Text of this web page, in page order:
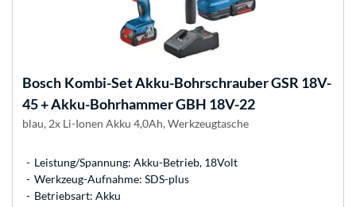
Bosch Kombi-Set Akku-Bohrschrauber GSR 18V-
45 + Akku-Bohrhammer GBH 18V-22
blau, 2x Li-Ionen Akku 4,0Ah, Werkzeugtasche
Leistung/Spannung: Akku-Betrieb, 18Volt
Werkzeug-Aufnahme: SDS-plus
Betriebsart: Akku